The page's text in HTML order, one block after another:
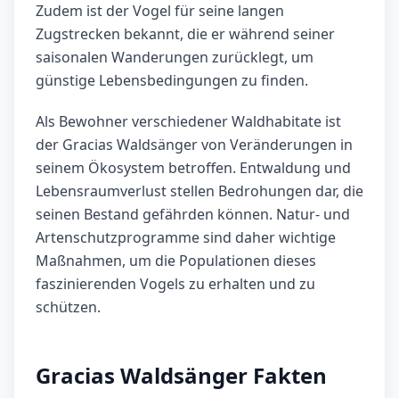
Zudem ist der Vogel für seine langen
Zugstrecken bekannt, die er während seiner
saisonalen Wanderungen zurücklegt, um
günstige Lebensbedingungen zu finden.
Als Bewohner verschiedener Waldhabitate ist
der Gracias Waldsänger von Veränderungen in
seinem Ökosystem betroffen. Entwaldung und
Lebensraumverlust stellen Bedrohungen dar, die
seinen Bestand gefährden können. Natur- und
Artenschutzprogramme sind daher wichtige
Maßnahmen, um die Populationen dieses
faszinierenden Vogels zu erhalten und zu
schützen.
Gracias Waldsänger Fakten